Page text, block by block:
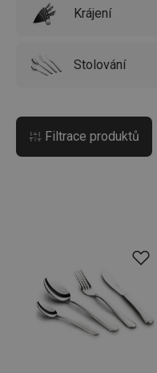
Krájení
Stolování
Filtrace produktů